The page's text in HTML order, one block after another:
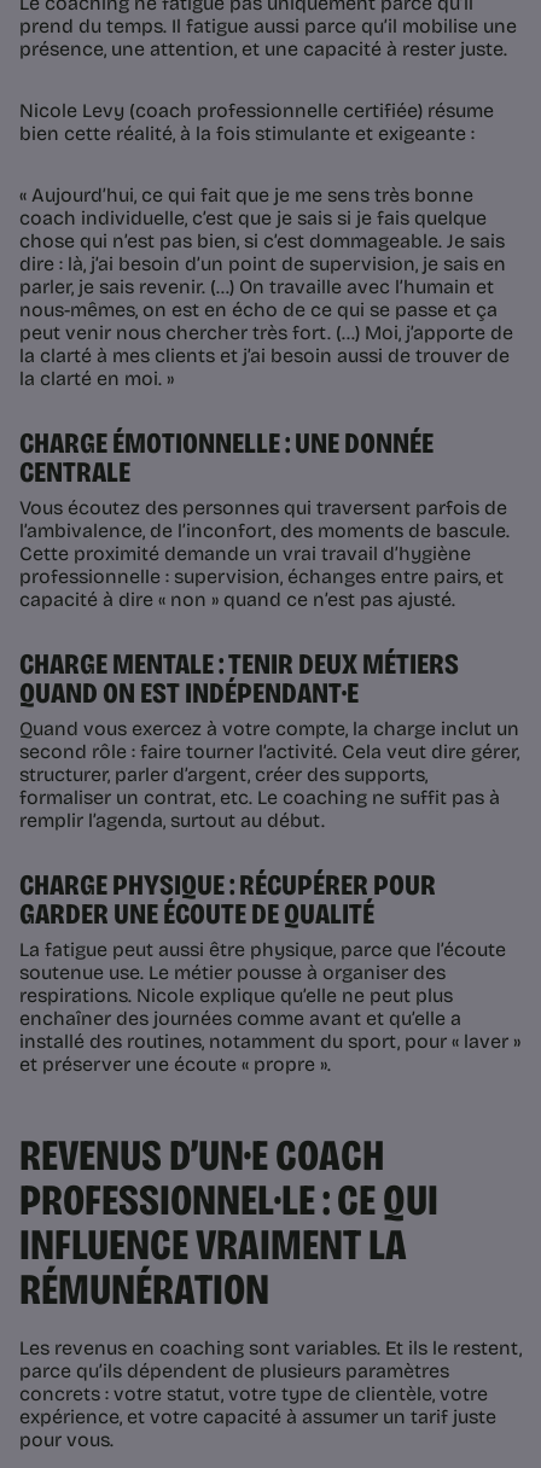
prend du temps. Il fatigue aussi parce qu’il mobilise une
présence, une attention, et une capacité à rester juste.
Nicole Levy (coach professionnelle certifiée) résume
bien cette réalité, à la fois stimulante et exigeante :
« Aujourd’hui, ce qui fait que je me sens très bonne
coach individuelle, c’est que je sais si je fais quelque
chose qui n’est pas bien, si c’est dommageable. Je sais
dire : là, j’ai besoin d’un point de supervision, je sais en
parler, je sais revenir. (…) On travaille avec l’humain et
nous-mêmes, on est en écho de ce qui se passe et ça
peut venir nous chercher très fort. (…) Moi, j’apporte de
la clarté à mes clients et j’ai besoin aussi de trouver de
la clarté en moi. »
CHARGE ÉMOTIONNELLE : UNE DONNÉE
CENTRALE
Vous écoutez des personnes qui traversent parfois de
l’ambivalence, de l’inconfort, des moments de bascule.
Cette proximité demande un vrai travail d’hygiène
professionnelle : supervision, échanges entre pairs, et
capacité à dire « non » quand ce n’est pas ajusté.
CHARGE MENTALE : TENIR DEUX MÉTIERS
QUAND ON EST INDÉPENDANT·E
Quand vous exercez à votre compte, la charge inclut un
second rôle : faire tourner l’activité. Cela veut dire gérer,
structurer, parler d’argent, créer des supports,
formaliser un contrat, etc. Le coaching ne suffit pas à
remplir l’agenda, surtout au début.
CHARGE PHYSIQUE : RÉCUPÉRER POUR
GARDER UNE ÉCOUTE DE QUALITÉ
La fatigue peut aussi être physique, parce que l’écoute
soutenue use. Le métier pousse à organiser des
respirations. Nicole explique qu’elle ne peut plus
enchaîner des journées comme avant et qu’elle a
installé des routines, notamment du sport, pour « laver »
et préserver une écoute « propre ».
REVENUS D’UN·E COACH
PROFESSIONNEL·LE : CE QUI
INFLUENCE VRAIMENT LA
RÉMUNÉRATION
Les revenus en coaching sont variables. Et ils le restent,
parce qu’ils dépendent de plusieurs paramètres
concrets : votre statut, votre type de clientèle, votre
expérience, et votre capacité à assumer un tarif juste
pour vous.